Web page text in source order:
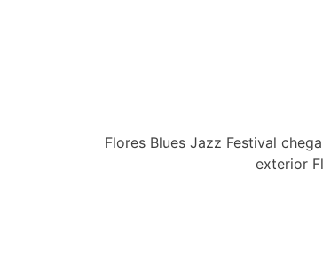
Flores Blues Jazz Festival
exterior